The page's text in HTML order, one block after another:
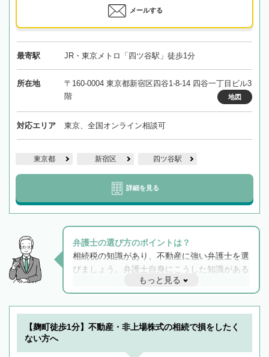
メールする
最寄駅 JR・東京メトロ「四ツ谷駅」徒歩1分
所在地
〒160-0004 東京都新宿区四谷1-8-14 四谷一丁目ビル3
階
地図
対応エリア 東京、全国オンライン相談可
東京都 新宿区 四ツ谷駅
詳細を見る
弁護士の選び方のポイントは？
相続税の知識があり、不動産に強い弁護士を選
びましょう。弁護士自身にこうした知識がある
と他士業との連携もスムーズに進み、トラブル
解決のみならず相続をトータルで任せることが
できます。また、相続は感情がからむ分野なの
でフィーリングも重要です。実際に電話や面談
で複数の弁護士と会話をしてウマが合う方に依
もっと見る
【麹町徒歩1分】不動産・非上場株式の相続で損をしたく
ない方へ